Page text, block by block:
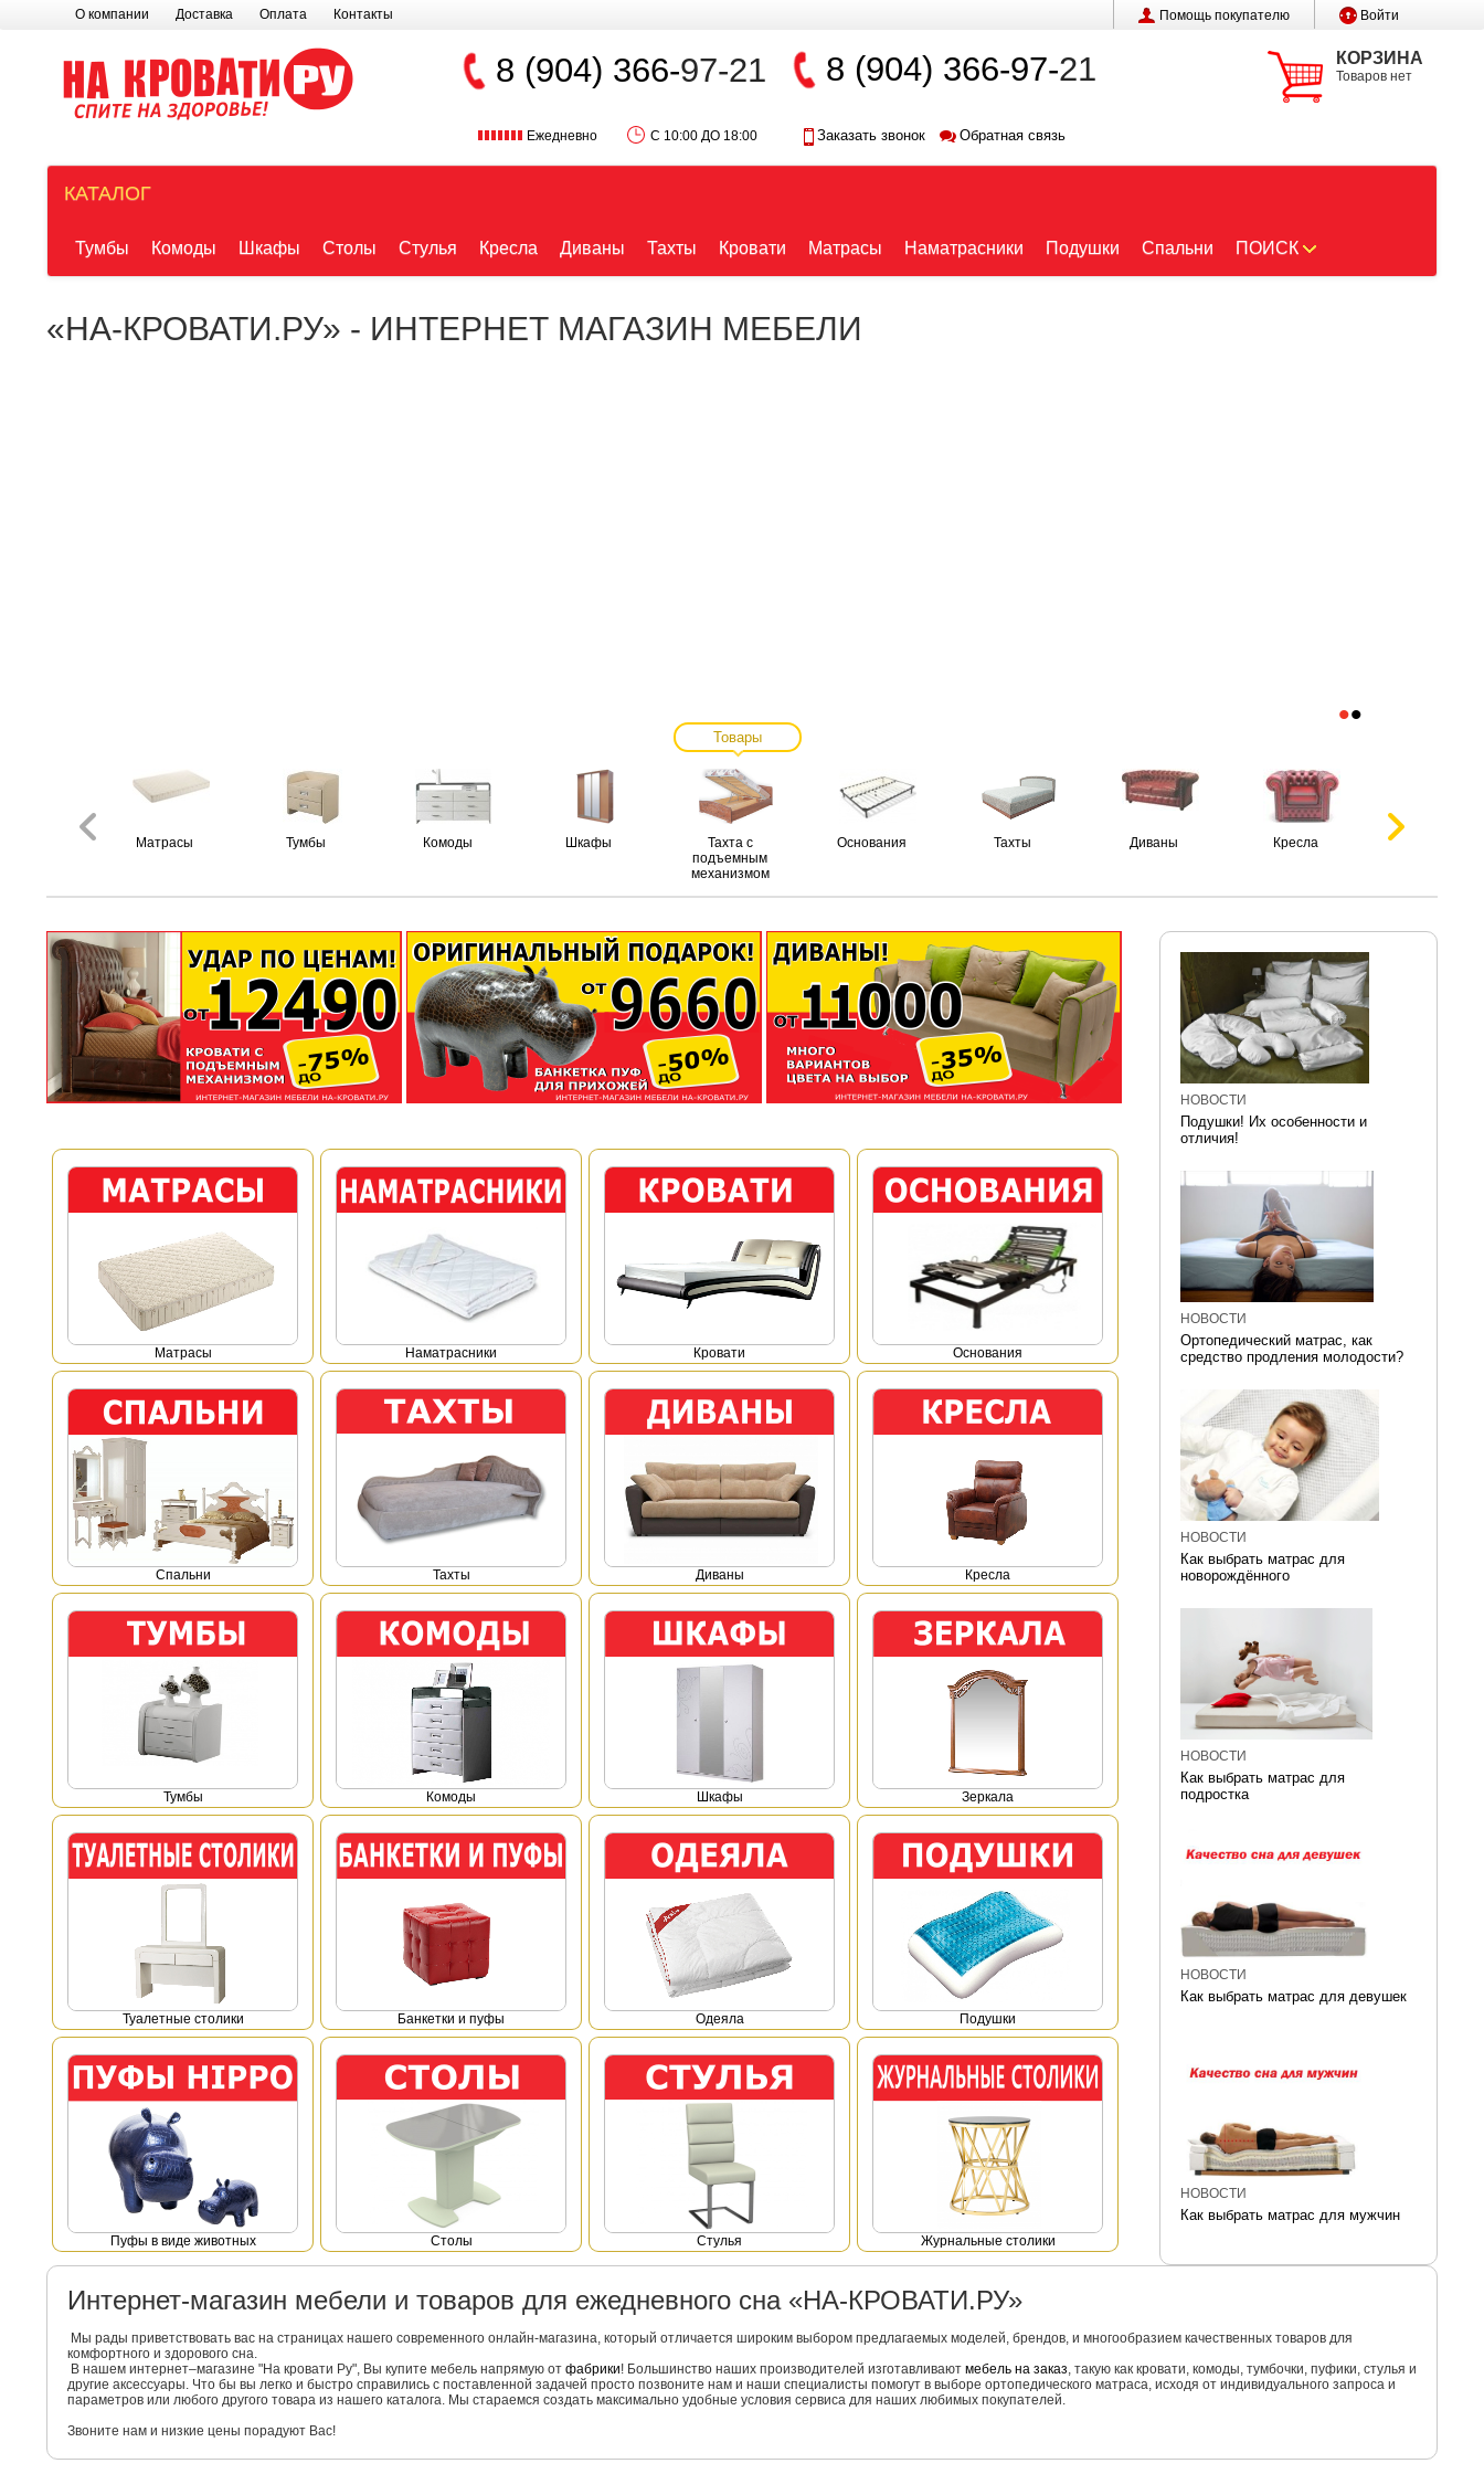
О компании Доставка Оплата Контакты Помощь покупателю Войти
КОРЗИНА
Товаров нет
8 (904) 366-97-21
Ежедневно С 10:00 ДО 18:00
8 (904) 366-97-21
Заказать звонок Обратная связь
КАТАЛОГ
Тумбы Комоды Шкафы Столы Стулья Кресла Диваны Тахты Кровати Матрасы Наматрасники Подушки Спальни ПОИСК
«НА-КРОВАТИ.РУ» - ИНТЕРНЕТ МАГАЗИН МЕБЕЛИ
••
Товары
Матрасы Тумбы Комоды Шкафы
Тахта с
подъемным
механизмом
Основания Тахты Диваны Кресла
НОВОСТИ
Подушки! Их особенности и
отличия!
НОВОСТИ
Ортопедический матрас, как
средство продления молодости?
НОВОСТИ
Как выбрать матрас для
новорождённого
НОВОСТИ
Как выбрать матрас для
подростка
НОВОСТИ
Как выбрать матрас для девушек
НОВОСТИ
Как выбрать матрас для мужчин
Mатрасы Наматрасники Кровати Основания
Спальни Тахты Диваны Кресла
Тумбы Комоды Шкафы Зеркала
Туалетные столики Банкетки и пуфы Одеяла Подушки
Пуфы в виде животных Столы Стулья Журнальные столики
Интернет-магазин мебели и товаров для ежедневного сна «НА-КРОВАТИ.РУ»
Мы рады приветствовать вас на страницах нашего современного онлайн-магазина, который отличается широким выбором предлагаемых моделей, брендов, и многообразием качественных товаров для
комфортного и здорового сна.
В нашем интернет–магазине "На кровати Ру", Вы купите мебель напрямую от фабрики! Большинство наших производителей изготавливают мебель на заказ, такую как кровати, комоды, тумбочки, пуфики, стулья и
другие аксессуары. Что бы вы легко и быстро справились с поставленной задачей просто позвоните нам и наши специалисты помогут в выборе ортопедического матраса, исходя от индивидуального запроса и
параметров или любого другого товара из нашего каталога. Мы стараемся создать максимально удобные условия сервиса для наших любимых покупателей.
Звоните нам и низкие цены порадуют Вас!